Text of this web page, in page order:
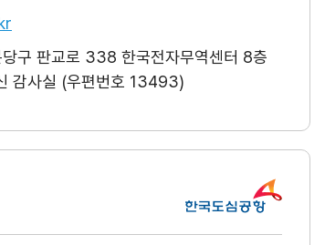
당구 판교로 338 한국전자무역센터 8층
감사실 (우편번호 13493)